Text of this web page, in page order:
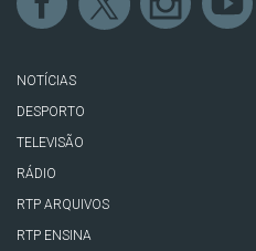
NOTÍCIAS
DESPORTO
TELEVISÃO
RÁDIO
RTP ARQUIVOS
RTP ENSINA